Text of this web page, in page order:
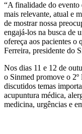
“A finalidade do evento
mais relevante, atual e
de mostrar nossa
engajá-los na busca de
ofereça aos pacientes o
Ferreira, presidente do
Nos dias 11 e 12 de
o Sinmed promove o
discutidos temas
acupuntura médica,
medicina, urgências e